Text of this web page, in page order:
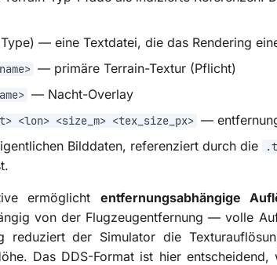
— eine Textdatei, die das Rendering
— primäre Terrain-Textur (Pflicht)
— Nacht-Overlay
<lon> <size_m> <tex_size_px> —
Bilddaten, referenziert durch die
ermöglicht entfernungsabhängige
von der Flugzeugentfernung — volle
reduziert der Simulator die
Das DDS-Format ist hier